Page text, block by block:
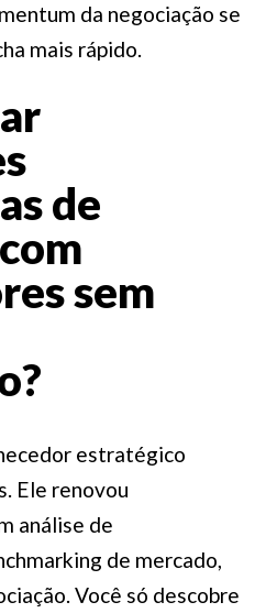
da negociação se
mais rápido.
de
sem
estratégico
Ele renovou
análise de
de mercado,
Você só descobre